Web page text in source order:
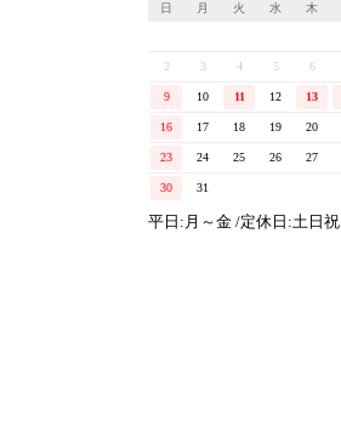
日 月 火 水 木
2 3 4 5 6
9 10 11 12 13
16 17 18 19 20
23 24 25 26 27
30 31
平日:月～金 /定休日:土日祝